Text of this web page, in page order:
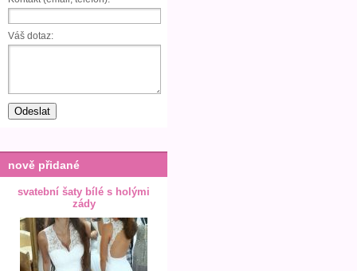
Váš dotaz:
nově přidané
svatební šaty bílé s holými
zády